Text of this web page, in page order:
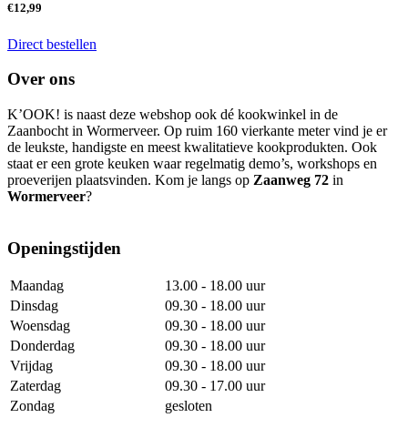
€12,99
Direct bestellen
Over ons
K’OOK! is naast deze webshop ook dé kookwinkel in de
Zaanbocht in Wormerveer. Op ruim 160 vierkante meter vind je er
de leukste, handigste en meest kwalitatieve kookprodukten. Ook
staat er een grote keuken waar regelmatig demo’s, workshops en
proeverijen plaatsvinden. Kom je langs op Zaanweg 72 in
Wormerveer?
Openingstijden
Maandag
13.00 - 18.00 uur
Dinsdag
09.30 - 18.00 uur
Woensdag
09.30 - 18.00 uur
Donderdag
09.30 - 18.00 uur
Vrijdag
09.30 - 18.00 uur
Zaterdag
09.30 - 17.00 uur
Zondag
gesloten